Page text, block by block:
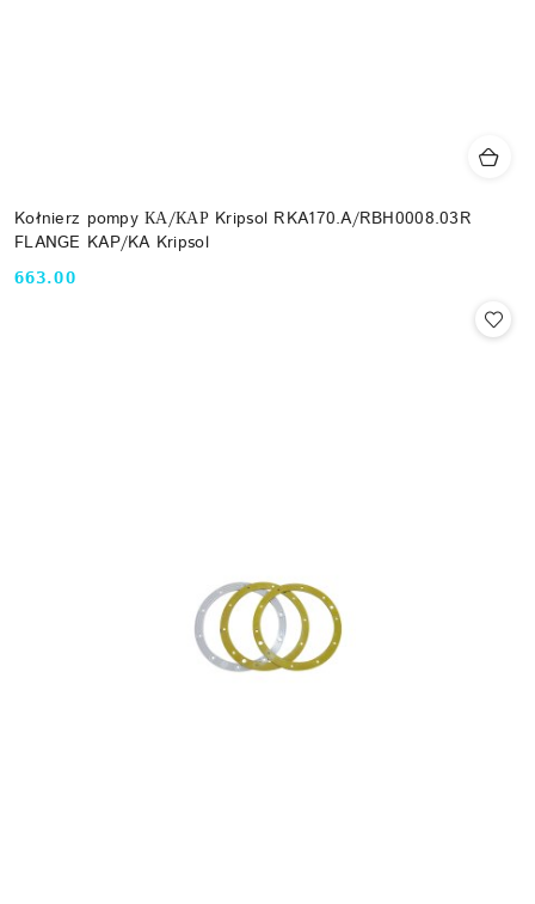
Kołnierz pompy КА/КАР Kripsol RKA170.A/RBH0008.03R
FLANGE KAP/KA Kripsol
Cena:
663.00